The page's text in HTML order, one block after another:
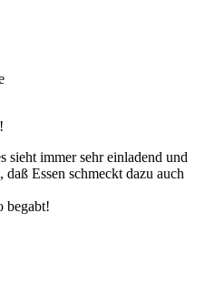
sieht immer sehr einladend und
Essen schmeckt dazu auch
begabt!